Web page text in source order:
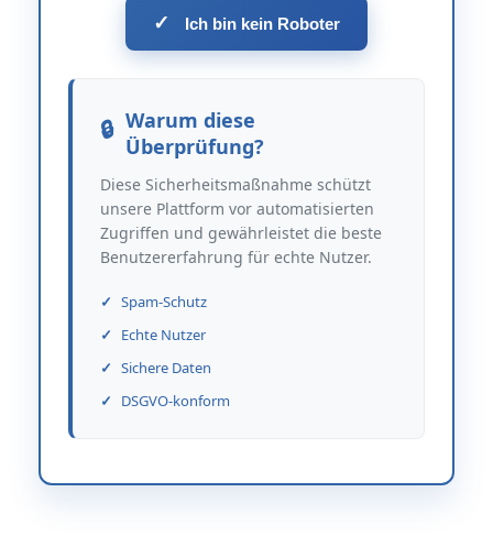
✓ Ich bin kein Roboter
Warum diese
Überprüfung?
Diese Sicherheitsmaßnahme schützt
unsere Plattform vor automatisierten
Zugriffen und gewährleistet die beste
Benutzererfahrung für echte Nutzer.
Spam-Schutz
Echte Nutzer
Sichere Daten
DSGVO-konform